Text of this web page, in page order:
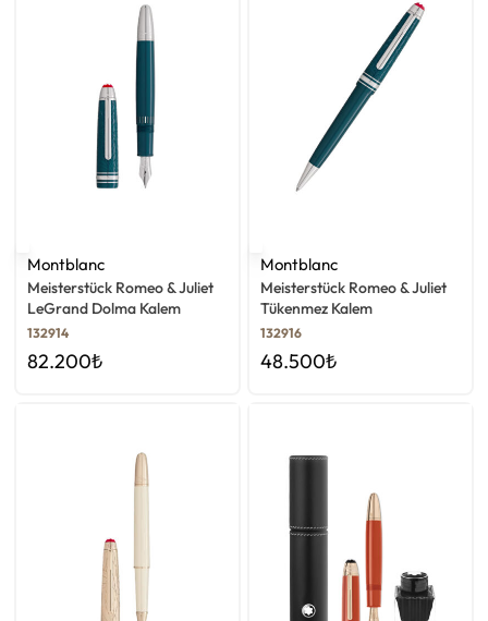
Montblanc
Meisterstück Romeo & Juliet
LeGrand Dolma Kalem
132914
82.200₺
Montblanc
Meisterstück Romeo & Juliet
Tükenmez Kalem
132916
48.500₺